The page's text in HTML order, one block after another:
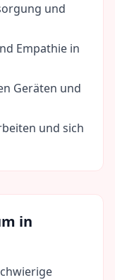
und
Empathie in
Geräten und
und sich
in